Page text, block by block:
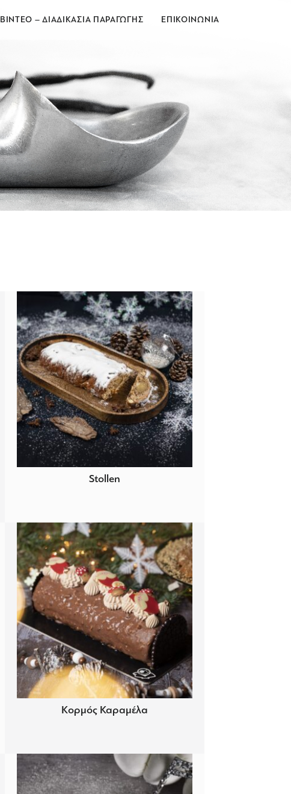
ΒΙΝΤΕΟ – ΔΙΑΔΙΚΑΣΙΑ ΠΑΡΑΓΩΓΗΣ ΕΠΙΚΟΙΝΩΝΙΑ
Stollen
Κορμός Καραμέλα